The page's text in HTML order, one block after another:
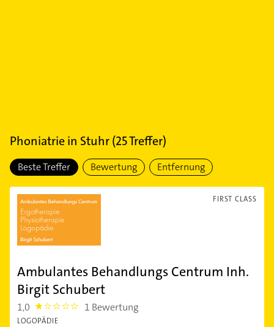
Phoniatriein Stuhr(25Treffer)
Beste Treffer Bewertung Entfernung
FIRST CLASS
Ambulantes Behandlungs Centrum Inh.
Birgit Schubert
1,0 1.0 1 Bewertung
LOGOPÄDIE